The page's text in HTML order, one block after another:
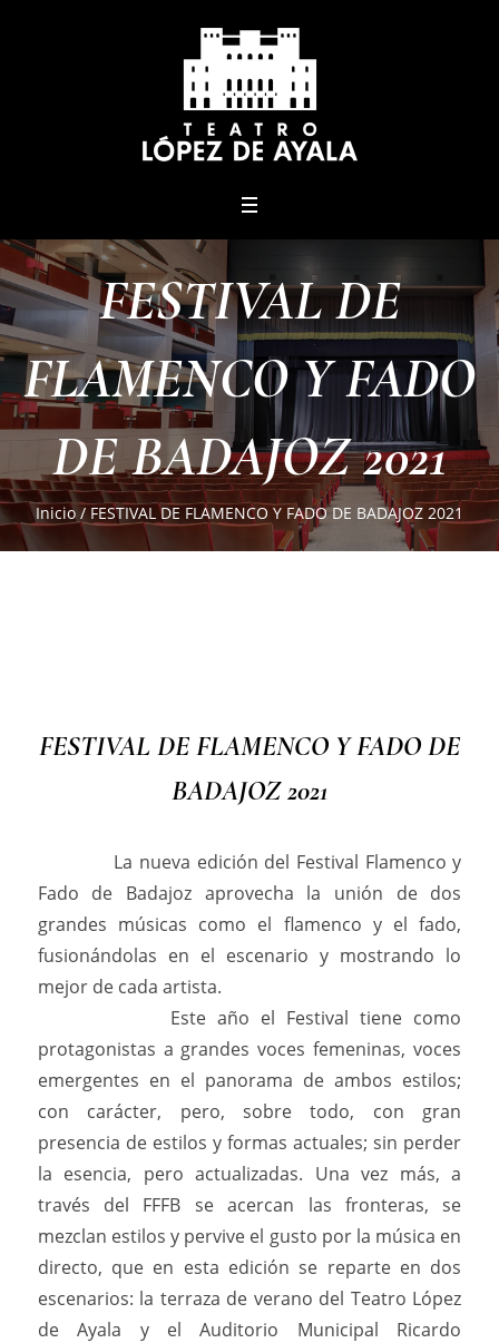
FESTIVAL DE
FLAMENCO Y FADO
DE BADAJOZ 2021
Inicio / FESTIVAL DE FLAMENCO Y FADO DE BADAJOZ 2021
FESTIVAL DE FLAMENCO Y FADO DE
BADAJOZ 2021
La nueva edición del Festival Flamenco y
Fado de Badajoz aprovecha la unión de dos
grandes músicas como el flamenco y el fado,
fusionándolas en el escenario y mostrando lo
mejor de cada artista.
Este año el Festival tiene como
protagonistas a grandes voces femeninas, voces
emergentes en el panorama de ambos estilos;
con carácter, pero, sobre todo, con gran
presencia de estilos y formas actuales; sin perder
la esencia, pero actualizadas. Una vez más, a
través del FFFB se acercan las fronteras, se
mezclan estilos y pervive el gusto por la música en
directo, que en esta edición se reparte en dos
escenarios: la terraza de verano del Teatro López
de Ayala y el Auditorio Municipal Ricardo